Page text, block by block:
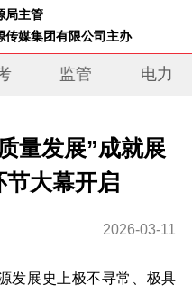
局主管
传媒集团有限公司主办
监管 电力
量发展”成就展
大幕开启
2026-03-11
展史上极不寻常、极具